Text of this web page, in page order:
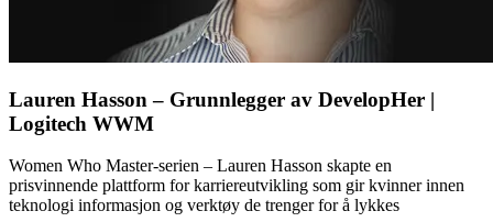
Lauren Hasson – Grunnlegger av DevelopHer |
Logitech WWM
Women Who Master-serien – Lauren Hasson skapte en
prisvinnende plattform for karriereutvikling som gir kvinner innen
teknologi informasjon og verktøy de trenger for å lykkes